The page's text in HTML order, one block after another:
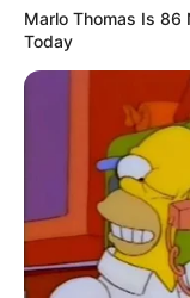
gekauft wird, ist
dadurch der Preis
Marlo Thomas Is 86
Today